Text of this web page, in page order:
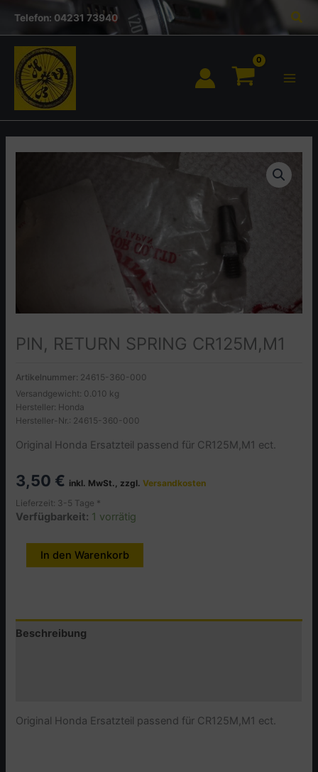
springen
Inhalt
Telefon: 04231 73940
PIN, RETURN SPRING CR125M,M1
Artikelnummer: 24615-360-000
Versandgewicht: 0.010 kg
Hersteller: Honda
Hersteller-Nr.: 24615-360-000
Original Honda Ersatzteil passend für CR125M,M1 ect.
3,50 € inkl. MwSt., zzgl.Versandkosten
Lieferzeit: 3-5 Tage *
Verfügbarkeit: 1 vorrätig
RETURN
Menge
In den Warenkorb
Beschreibung
Original Honda Ersatzteil passend für CR125M,M1 ect.